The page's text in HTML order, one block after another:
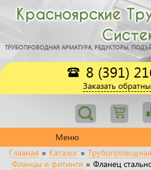
Красноярские
ТРУБОПРОВОДНАЯ АРМАТУРА, РЕДУКТОРЫ,
8 (391)
Заказать
Меню
Главная » Каталог »
Фланцы и фитинги » Фланец